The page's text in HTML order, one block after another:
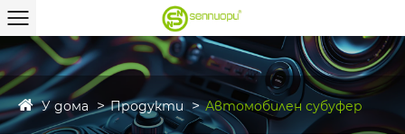
У дома Продукти Автомобилен субуфер